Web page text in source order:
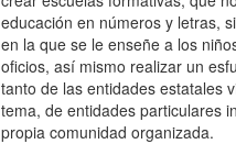
educación en números y letras,
en la que se le enseñe a los
oficios, así mismo realizar un
tanto de las entidades estatales
tema, de entidades particulares
propia comunidad organizada.